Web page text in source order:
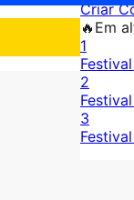
Criar
🔥 Em
1
2
3